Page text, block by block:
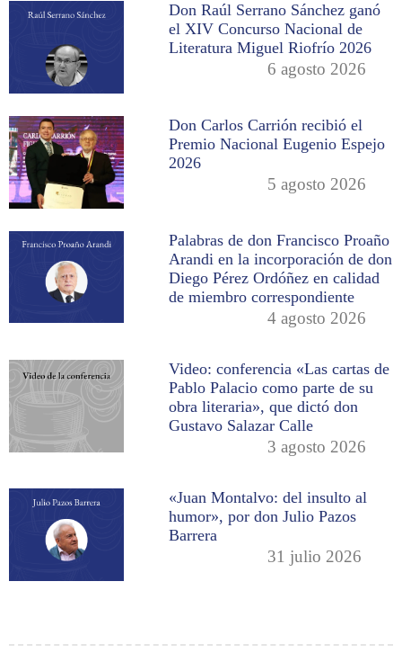
Don Raúl Serrano Sánchez ganó
el XIV Concurso Nacional de
Literatura Miguel Riofrío 2026
6 agosto 2026
Don Carlos Carrión recibió el
Premio Nacional Eugenio Espejo
2026
5 agosto 2026
Palabras de don Francisco Proaño
Arandi en la incorporación de don
Diego Pérez Ordóñez en calidad
de miembro correspondiente
4 agosto 2026
Video: conferencia «Las cartas de
Pablo Palacio como parte de su
obra literaria», que dictó don
Gustavo Salazar Calle
3 agosto 2026
«Juan Montalvo: del insulto al
humor», por don Julio Pazos
Barrera
31 julio 2026